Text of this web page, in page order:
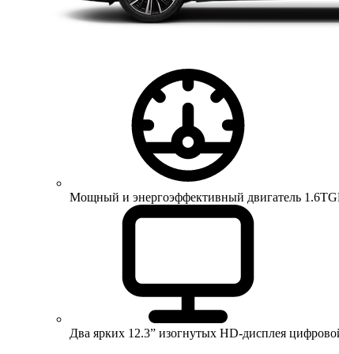
Мощный и энергоэффективный двигатель
Два ярких 12.3” изогнутых HD-дисплея